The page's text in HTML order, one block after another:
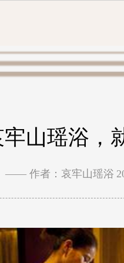
山瑶浴，
—— 作者：哀牢山瑶浴